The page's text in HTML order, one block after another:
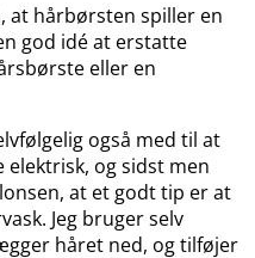
at hårbørsten spiller en
god idé at erstatte
eller en
også med til at
og sidst men
at et godt tip er at
Jeg bruger selv
håret ned, og tilføjer